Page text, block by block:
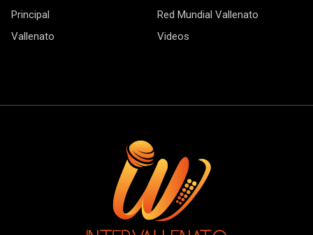
Principal
Red Mundial Vallenato
Vallenato
Videos